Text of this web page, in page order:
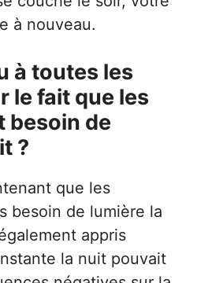
à nouveau.
à toutes les
le fait que les
besoin de
?
que les
besoin de lumière la
appris
la nuit pouvait